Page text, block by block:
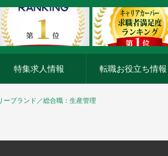
特集求人情報 転職お役立ち情報
ーブランド／総合職：生産管理